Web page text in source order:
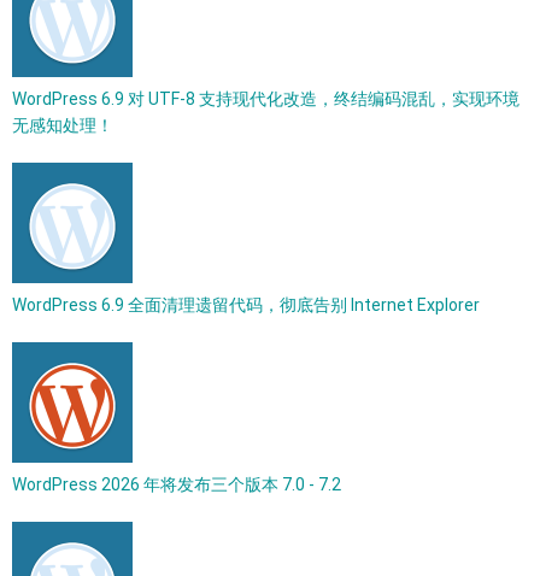
WordPress 6.9 对 UTF-8 支持现代化改造，终结编码混乱，实现环境
无感知处理！
WordPress 6.9 全面清理遗留代码，彻底告别 Internet Explorer
WordPress 2026 年将发布三个版本 7.0 - 7.2